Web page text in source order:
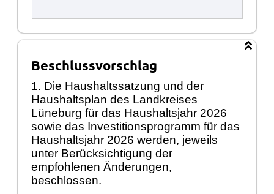
Beschlussvorschlag
1. Die Haushaltssatzung und der
Haushaltsplan des Landkreises
Lüneburg für das Haushaltsjahr 2026
sowie das Investitionsprogramm für das
Haushaltsjahr 2026 werden, jeweils
unter Berücksichtigung der
empfohlenen Änderungen,
beschlossen.